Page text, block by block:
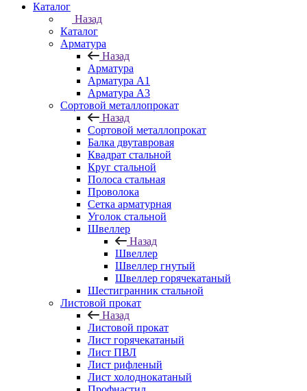
Каталог
Назад
Каталог
Арматура
Назад
Арматура
Арматура A1
Арматура А3
Сортовой металлопрокат
Назад
Сортовой металлопрокат
Балка двутавровая
Квадрат стальной
Круг стальной
Полоса стальная
Проволока
Сетка арматурная
Уголок стальной
Швеллер
Назад
Швеллер
Швеллер гнутый
Швеллер горячекатаный
Шестигранник стальной
Листовой прокат
Назад
Листовой прокат
Лист горячекатаный
Лист ПВЛ
Лист рифленый
Лист холоднокатаный